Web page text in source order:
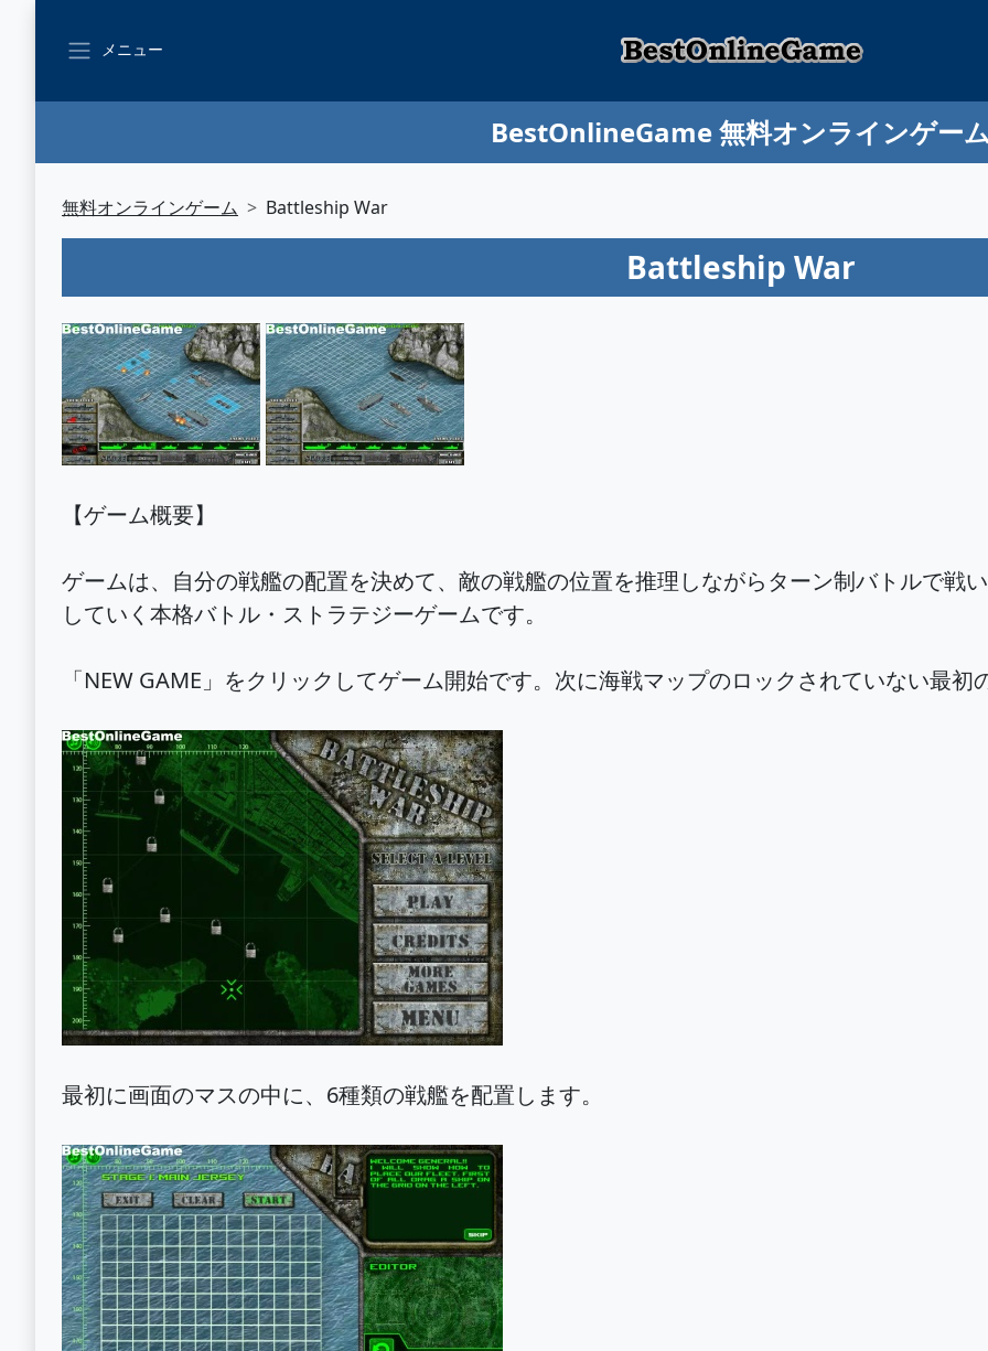
メニュー
BestOnlineGame 無料オンラインゲー
無料オンラインゲーム Battleship War
Battleship War
【ゲーム概要】
ゲームは、自分の戦艦の配置を決めて、敵の戦艦の位置を推理しながらターン制バトルで戦
していく本格バトル・ストラテジーゲームです。
「NEW GAME」をクリックしてゲーム開始です。次に海戦マップのロックされていない最
最初に画面のマスの中に、6種類の戦艦を配置します。